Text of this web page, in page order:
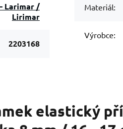
/
Lirimar
2203168
Materiál:
Výrobce:
elastický